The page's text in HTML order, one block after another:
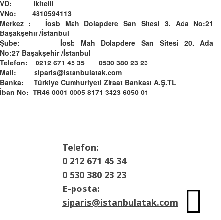

VD: İkitelli
VNo: 4810594113
Merkez : İosb Mah Dolapdere San Sitesi 3. Ada No:21
Başakşehir /İstanbul
Şube: İosb Mah Dolapdere San Sitesi 20. Ada
No:27 Başakşehir /İstanbul
Telefon: 0212 671 45 35 0530 380 23 23
Mail: siparis@istanbulatak.com
Banka: Türkiye Cumhuriyeti Ziraat Bankası A.Ş.­­TL­
İban No: TR46 0001 0005 8171 3423 6050 01
Telefon:
0 212 671 45 34
0 530 380 23 23
E-posta:
siparis@istanbulatak.com